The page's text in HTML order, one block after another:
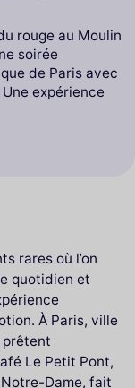
rouge au Moulin
soirée
de Paris avec
expérience
rares où l’on
quotidien et
À Paris, ville
prêtent
Le Petit Pont,
Dame, fait